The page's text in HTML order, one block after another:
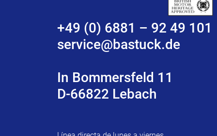
+49 (0) 6881 – 92 49 101
service@bastuck.de
In Bommersfeld 11
D-66822 Lebach